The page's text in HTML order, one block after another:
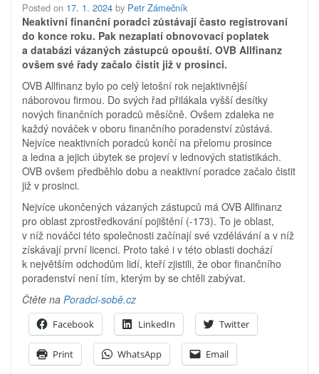
Posted on 17. 1. 2024 by Petr Zámečník
Neaktivní finanční poradci zůstávají často registrovaní
do konce roku. Pak nezaplatí obnovovací poplatek
a databázi vázaných zástupců opouští. OVB Allfinanz
ovšem své řady začalo čistit již v prosinci.
OVB Allfinanz bylo po celý letošní rok nejaktivnější
náborovou firmou. Do svých řad přilákala vyšší desítky
nových finančních poradců měsíčně. Ovšem zdaleka ne
každý nováček v oboru finančního poradenství zůstává.
Nejvíce neaktivních poradců končí na přelomu prosince
a ledna a jejich úbytek se projeví v lednových statistikách.
OVB ovšem předběhlo dobu a neaktivní poradce začalo čistit
již v prosinci.
Nejvíce ukončených vázaných zástupců má OVB Allfinanz
pro oblast zprostředkování pojištění (-173). To je oblast,
v níž nováčci této společnosti začínají své vzdělávání a v níž
získávají první licenci. Proto také i v této oblasti dochází
k největším odchodům lidí, kteří zjistili, že obor finančního
poradenství není tím, kterým by se chtěli zabývat.
Čtěte na Poradci-sobě.cz
Facebook LinkedIn Twitter
Print WhatsApp Email